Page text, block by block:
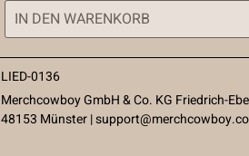
IN DEN WARENKORB
LIED-0136
Merchcowboy GmbH & Co. KG Friedrich-
48153 Münster |